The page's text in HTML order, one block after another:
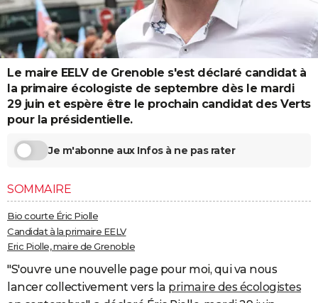
Destinations
City break
Voyage nature
Voyage de noces
Forum
Climat
+
PHOTO
GUIDES D'ACHAT
BONS PLANS
CARTE DE VOEUX
Carte de Noël
Carte Bonne année
Carte Saint-Valentin
Carte Pâques
Carte d'anniversaire
Dictionnaire
Biographies
Citations
Expressions
Proverbes
PROGRAMME TV
COPAINS D'AVANT
S'inscrire
Se connecter
Lycées
Collèges
Primaires
Universités
Entreprises
Service militaire
Avis de recherche
AVIS DE DÉCÈS
FORUM
Bricolage
Lifestyle
Culture
Sport
Auto
Television
Voyage
Cinema
Le maire EELV de Grenoble s'est déclaré candidat à
la primaire écologiste de septembre dès le mardi
29 juin et espère être le prochain candidat des Verts
pour la présidentielle.
Je m'abonne aux Infos à ne pas rater
SOMMAIRE
Bio courte Éric Piolle
Candidat à la primaire EELV
Eric Piolle, maire de Grenoble
"S'ouvre une nouvelle page pour moi, qui va nous
lancer collectivement vers la primaire des écologistes